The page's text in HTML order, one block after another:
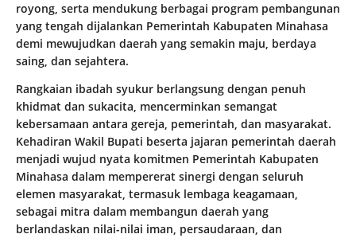
royong, serta mendukung berbagai program pembangunan
yang tengah dijalankan Pemerintah Kabupaten Minahasa
demi mewujudkan daerah yang semakin maju, berdaya
saing, dan sejahtera.
Rangkaian ibadah syukur berlangsung dengan penuh
khidmat dan sukacita, mencerminkan semangat
kebersamaan antara gereja, pemerintah, dan masyarakat.
Kehadiran Wakil Bupati beserta jajaran pemerintah daerah
menjadi wujud nyata komitmen Pemerintah Kabupaten
Minahasa dalam mempererat sinergi dengan seluruh
elemen masyarakat, termasuk lembaga keagamaan,
sebagai mitra dalam membangun daerah yang
berlandaskan nilai-nilai iman, persaudaraan, dan